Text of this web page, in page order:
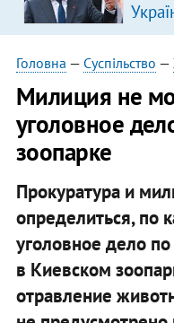
Головна — Суспільство —
Милиция не
уголовное
зоопарке
Прокуратура и
определиться, по
уголовное дело
в Киевском
отравление